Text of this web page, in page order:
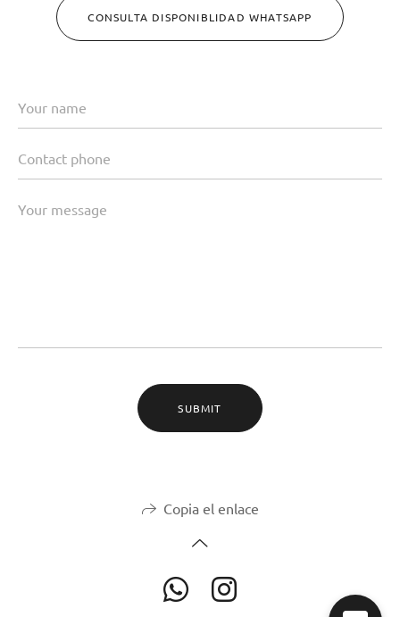
CONSULTA DISPONIBLIDAD WHATSAPP
SUBMIT
Copia el enlace